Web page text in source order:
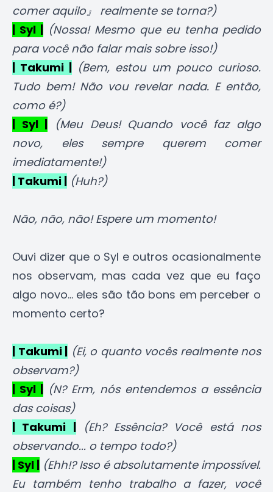
comer aquilo』 realmente se torna?)
| Syl | (Nossa! Mesmo que eu tenha pedido
para você não falar mais sobre isso!)
| Takumi | (Bem, estou um pouco curioso.
Tudo bem! Não vou revelar nada. E então,
como é?)
| Syl | (Meu Deus! Quando você faz algo
novo, eles sempre querem comer
imediatamente!)
| Takumi | (Huh?)
Não, não, não! Espere um momento!
Ouvi dizer que o Syl e outros ocasionalmente
nos observam, mas cada vez que eu faço
algo novo... eles são tão bons em perceber o
momento certo?
| Takumi | (Ei, o quanto vocês realmente nos
observam?)
| Syl | (N? Erm, nós entendemos a essência
das coisas)
| Takumi |
(Eh? Essência? Você está nos
observando... o tempo todo?)
| Syl | (Ehh!? Isso é absolutamente impossível.
Eu também tenho trabalho a fazer, você